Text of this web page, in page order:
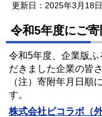
更新日：2025年3月18日
令和5年度にご
令和5年度、企業版
だきました企業の皆
（注）寄附年月日順
す。
株式会社ピコラボ（